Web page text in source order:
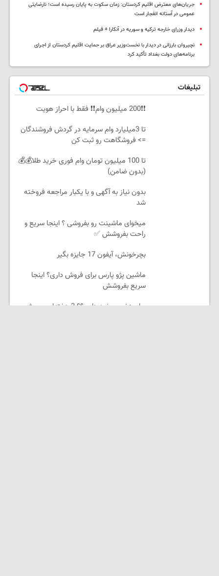
جریان‌های معترض اقلیم کردستان: زمان سکوت به پایان رسیده است؛ نارضایتی
عمومی در آستانه انفجار است
دیدار وزرای خارجه ترکیه و سوریه در آنکارا + فیلم
نچیروان بارزانی در دیدار با نخست‌وزیر عراق بر حمایت اقلیم کردستان از اجرای
برنامه‌های دولت بغداد تأکید کرد
تبلیغات
❗❗200 میلیون وام❗❗ فقط با احراز هویت
تا 3میلیارد وام سرمایه در گردش فروشندگان
=> فروشگاهت رو ثبت کن
تا 100 میلیون تومان وام فوری خرید طلا💰💰
(بدون ضامن)
بدون نیاز به آگهی و با یکبار مراجعه فروخته
شد
میخوای ماشینت رو بفروشی ؟ اینجا سریع و
راحت بفروشش ✅
بچرخونش، آیفون 17 جایزه بگیر
ماشین پژو پارس برای فروش داری؟ اینجا
سریع بفروشش
جای زخم و بخیه داری؟؟ 3 هفته‌ای محوش